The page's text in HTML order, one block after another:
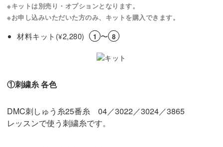
※キットは別売り・オプションとなります。
※お申し込みいただいた方のみ、キットを購入できます。
材料キット(¥2,280) 1 〜 8
①刺繍糸 各色
DMC刺しゅう糸25番糸 04／3022／3024／3865
レッスンで使う刺繍糸です。